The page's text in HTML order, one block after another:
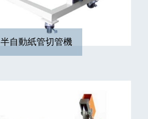
半自動紙管切管機